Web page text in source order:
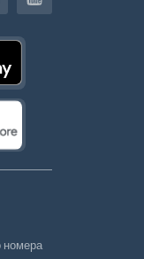
номера